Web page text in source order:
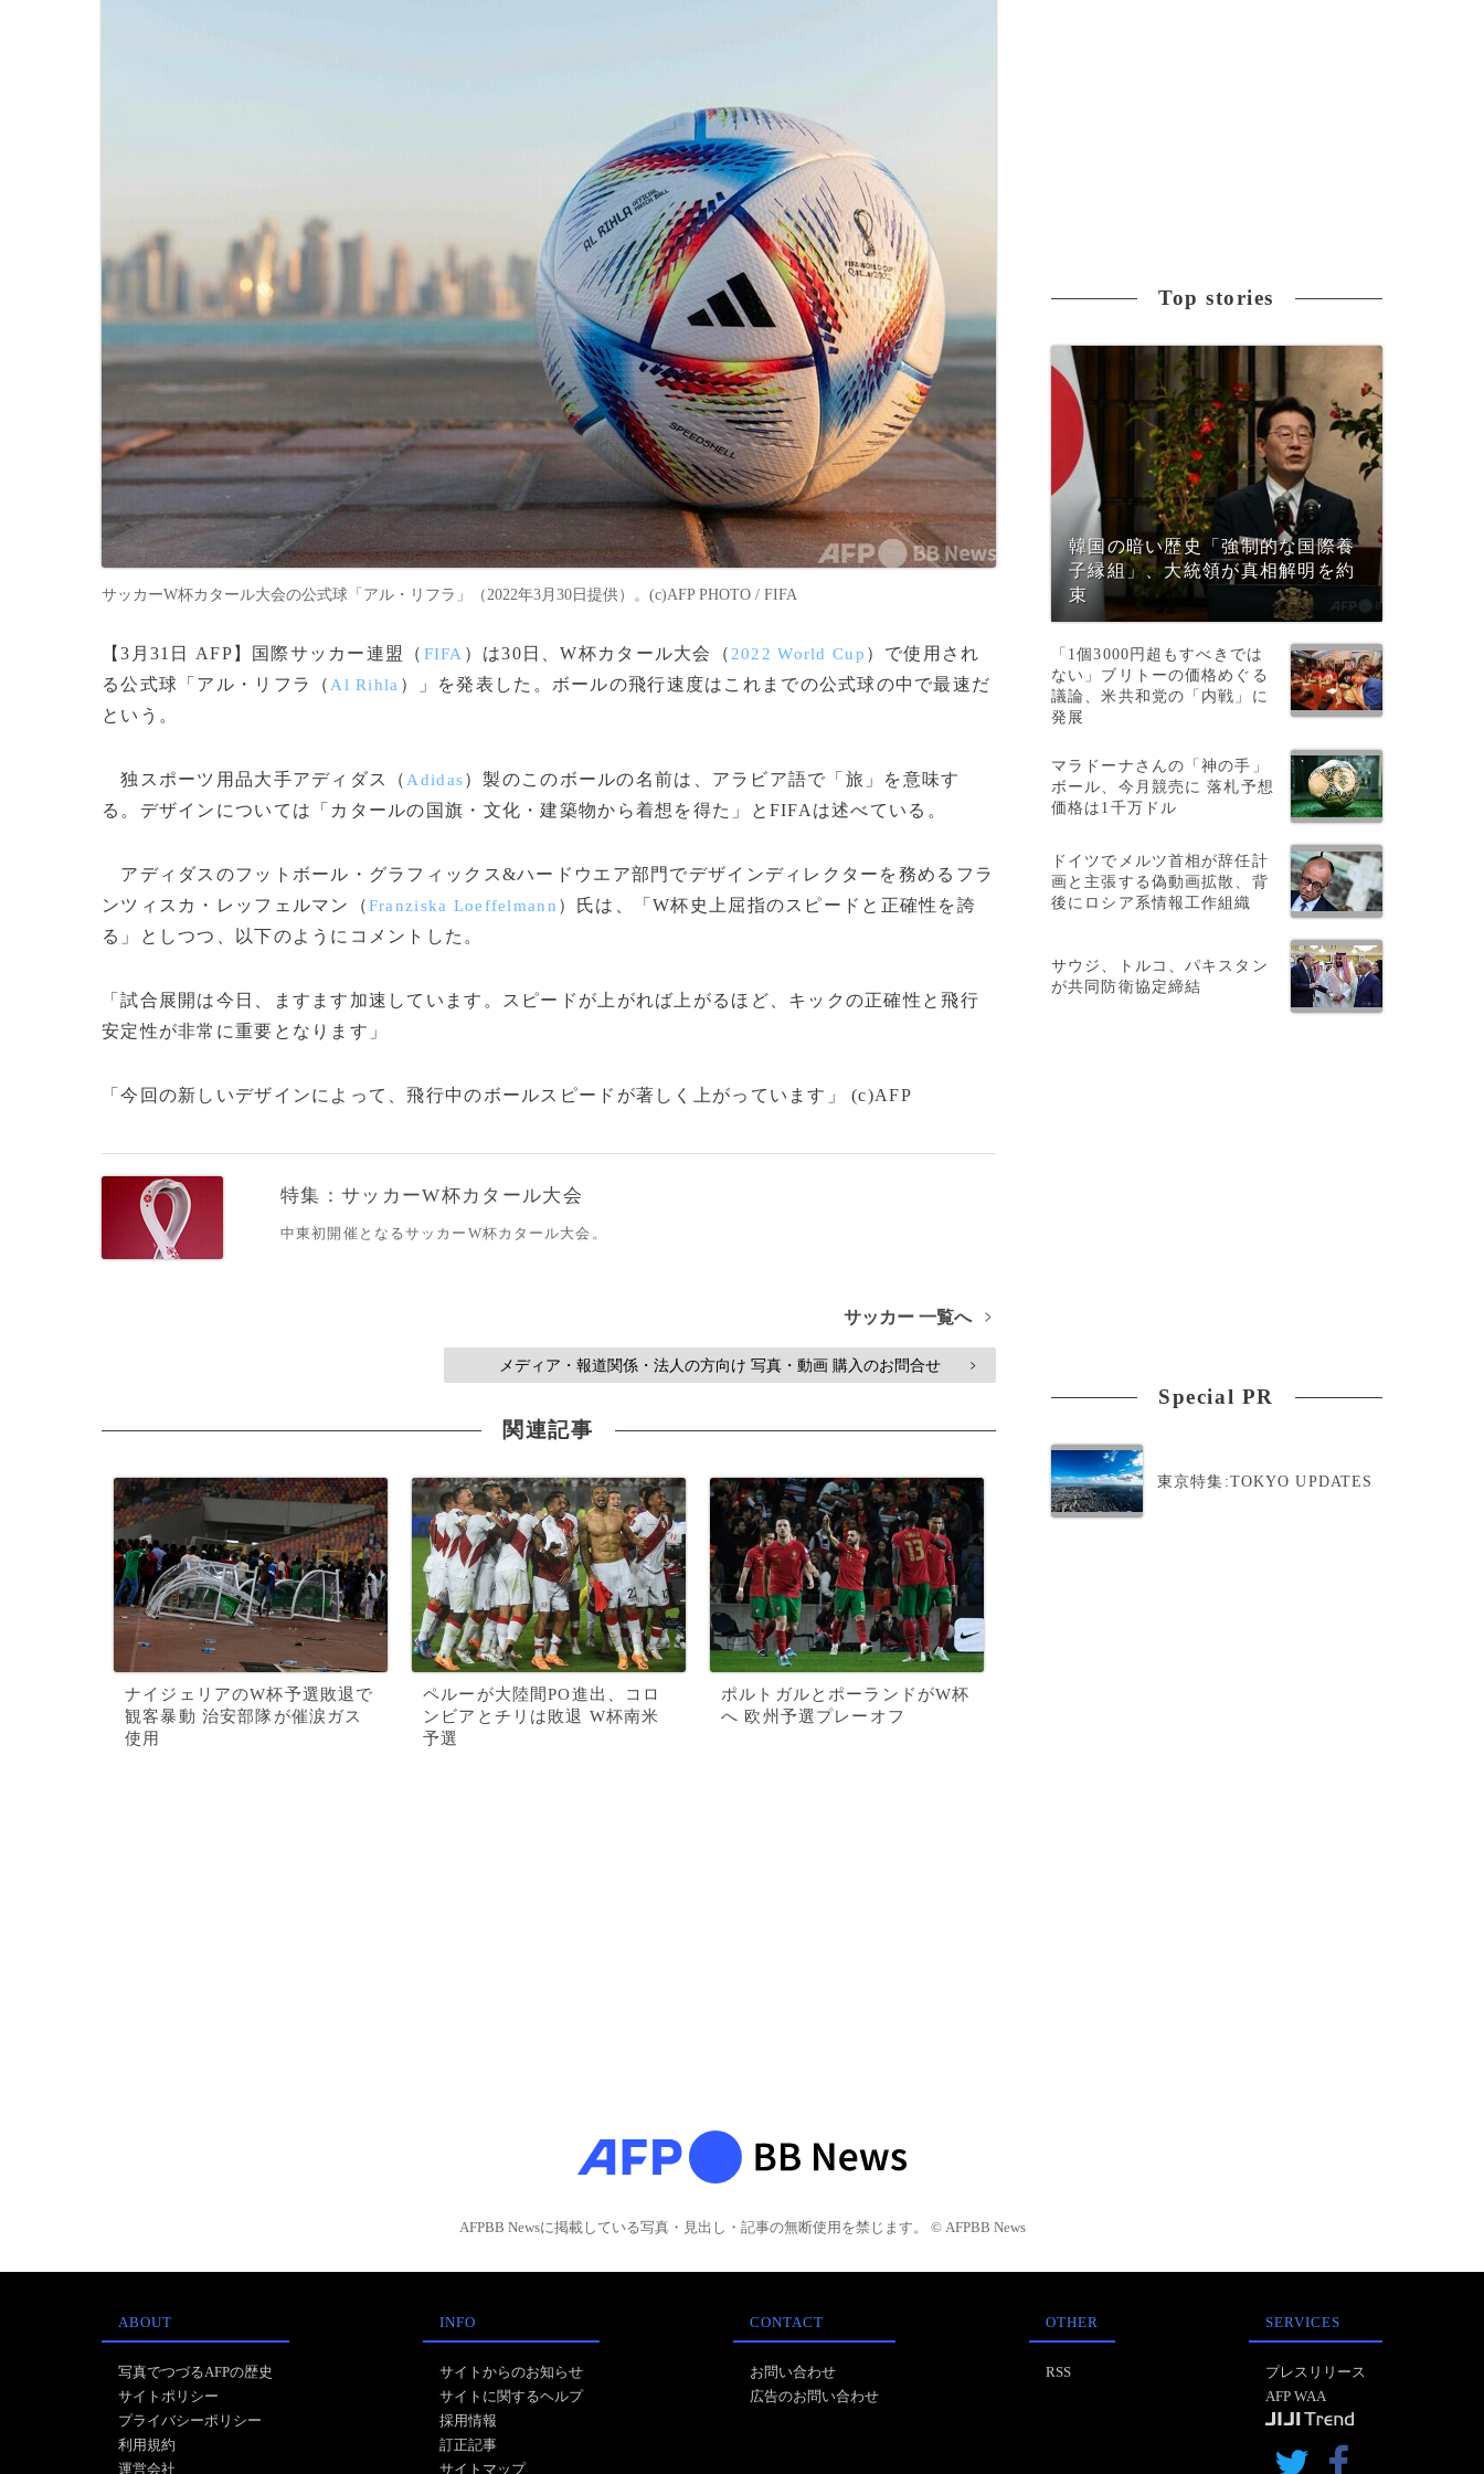
サッカーW杯カタール大会の公式球「アル・リフラ」（2022年3月30日提供）。(c)AFP PHOTO / FIFA
【3月31日 AFP】国際サッカー連盟（ FIFA ）は30日、W杯カタール大会（ 2022 World Cup ）で使用され
る公式球「アル・リフラ（ Al Rihla ）」を発表した。ボールの飛行速度はこれまでの公式球の中で最速だ
という。
独スポーツ用品大手アディダス（ Adidas）製のこのボールの名前は、アラビア語で「旅」を意味す
る。デザインについては「カタールの国旗・文化・建築物から着想を得た」とFIFAは述べている。
アディダスのフットボール・グラフィックス&ハードウエア部門でデザインディレクターを務めるフラ
ンツィスカ・レッフェルマン（Franziska Loeffelmann ）氏は、「W杯史上屈指のスピードと正確性を誇
る」としつつ、以下のようにコメントした。
「試合展開は今日、ますます加速しています。スピードが上がれば上がるほど、キックの正確性と飛行
安定性が非常に重要となります」
「今回の新しいデザインによって、飛行中のボールスピードが著しく上がっています」 (c)AFP
特集：サッカーW杯カタール大会
中東初開催となるサッカーW杯カタール大会。
サッカー 一覧へ >
メディア・報道関係・法人の方向け 写真・動画 購入のお問合せ >
関連記事
ナイジェリアのW杯予選敗退で
観客暴動 治安部隊が催涙ガス
使用
ペルーが大陸間PO進出、コロ
ンビアとチリは敗退 W杯南米
予選
ポルトガルとポーランドがW杯
へ 欧州予選プレーオフ
Top stories
韓国の暗い歴史「強制的な国際養
子縁組」、大統領が真相解明を約
束
「1個3000円超もすべきでは
ない」ブリトーの価格めぐる
議論、米共和党の「内戦」に
発展
マラドーナさんの「神の手」
ボール、今月競売に 落札予想
価格は1千万ドル
ドイツでメルツ首相が辞任計
画と主張する偽動画拡散、背
後にロシア系情報工作組織
サウジ、トルコ、パキスタン
が共同防衛協定締結
Special PR
東京特集:TOKYO UPDATES
AFPBB Newsに掲載している写真・見出し・記事の無断使用を禁じます。 © AFPBB News
ABOUT
写真でつづるAFPの歴史
サイトポリシー
プライバシーポリシー
利用規約
運営会社
INFO
サイトからのお知らせ
サイトに関するヘルプ
採用情報
訂正記事
サイトマップ
CONTACT
お問い合わせ
広告のお問い合わせ
OTHER
RSS
SERVICES
プレスリリース
AFP WAA